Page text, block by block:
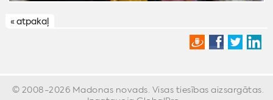
« atpakaļ
© 2008-2026 Madonas novads. Visas tiesības aizsargātas.